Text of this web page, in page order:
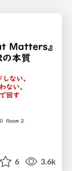
6 3.6k